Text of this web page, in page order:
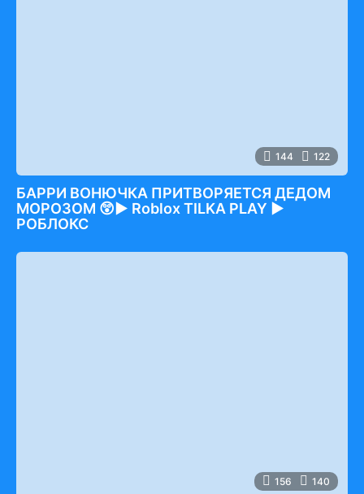
144 122
БАРРИ ВОНЮЧКА ПРИТВОРЯЕТСЯ ДЕДОМ
МОРОЗОМ 😲► Roblox TILKA PLAY ►
РОБЛОКС
156 140